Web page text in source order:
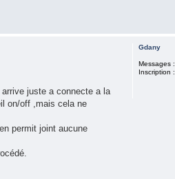
juste a connecte a la
on/off ,mais cela ne
permit joint aucune
Gdany
Messages :
Inscription :